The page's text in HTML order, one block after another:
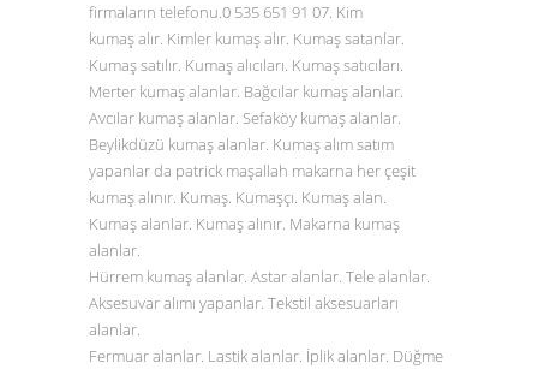
firmaların telefonu.0 535 651 91 07. Kim
kumaş alır. Kimler kumaş alır. Kumaş satanlar.
Kumaş satılır. Kumaş alıcıları. Kumaş satıcıları.
Merter kumaş alanlar. Bağcılar kumaş alanlar.
Avcılar kumaş alanlar. Sefaköy kumaş alanlar.
Beylikdüzü kumaş alanlar. Kumaş alım satım
yapanlar da patrick maşallah makarna her çeşit
kumaş alınır. Kumaş. Kumaşçı. Kumaş alan.
Kumaş alanlar. Kumaş alınır. Makarna kumaş
alanlar.
Hürrem kumaş alanlar. Astar alanlar. Tele alanlar.
Aksesuvar alımı yapanlar. Tekstil aksesuarları
alanlar.
Fermuar alanlar. Lastik alanlar. İplik alanlar. Düğme